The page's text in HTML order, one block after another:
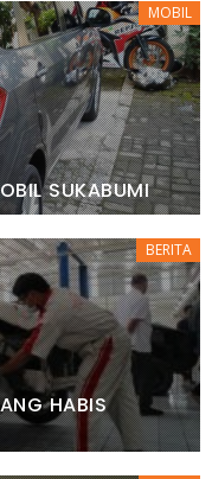
MOBIL
SUKABUMI
BERITA
HABIS